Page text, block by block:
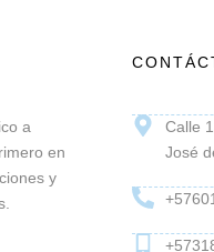
a
en
y
Calle
José